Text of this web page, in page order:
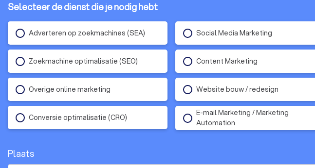
Selecteer de dienst die je nodig hebt
Adverteren op zoekmachines (SEA) Social Media Marketing
Zoekmachine optimalisatie (SEO) Content Marketing
Overige online marketing Website bouw / redesign
Conversie optimalisatie (CRO)
E-mail Marketing / Marketing
Automation
Plaats